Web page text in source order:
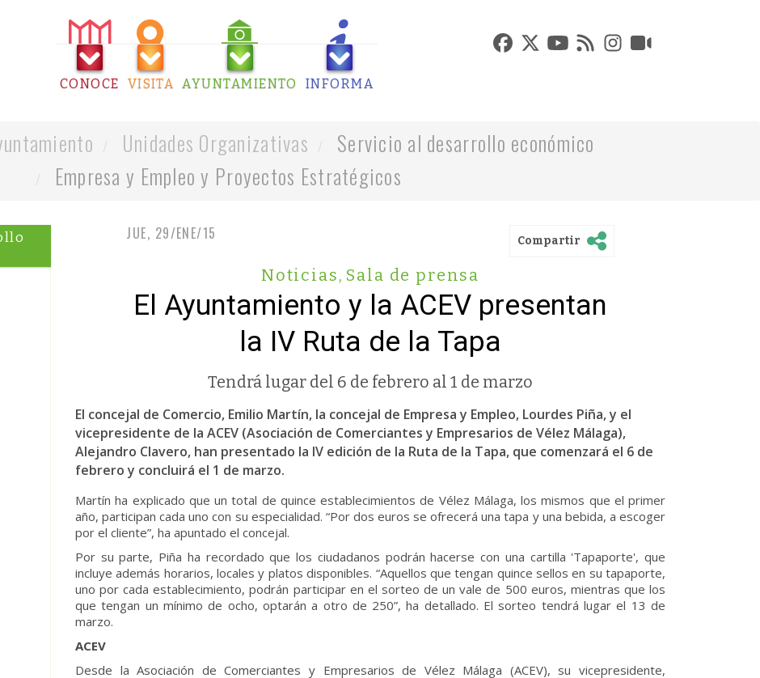
CONOCE VISITA AYUNTAMIENTO INFORMA
Unidades Organizativas
Servicio al desarrollo económico
Empresa y Empleo y Proyectos Estratégicos
JUE, 29/ENE/15 Compartir
Noticias, Sala de prensa
El Ayuntamiento y la ACEV presentan
la IV Ruta de la Tapa
Tendrá lugar del 6 de febrero al 1 de marzo
El concejal de Comercio, Emilio Martín, la concejal de Empresa y Empleo, Lourdes Piña, y el
vicepresidente de la ACEV (Asociación de Comerciantes y Empresarios de Vélez Málaga),
Alejandro Clavero, han presentado la IV edición de la Ruta de la Tapa, que comenzará el 6 de
febrero y concluirá el 1 de marzo.
Martín ha explicado que un total de quince establecimientos de Vélez Málaga, los mismos que el primer
año, participan cada uno con su especialidad. “Por dos euros se ofrecerá una tapa y una bebida, a escoger
por el cliente”, ha apuntado el concejal.
Por su parte, Piña ha recordado que los ciudadanos podrán hacerse con una cartilla 'Tapaporte', que
incluye además horarios, locales y platos disponibles. “Aquellos que tengan quince sellos en su tapaporte,
uno por cada establecimiento, podrán participar en el sorteo de un vale de 500 euros, mientras que los
que tengan un mínimo de ocho, optarán a otro de 250”, ha detallado. El sorteo tendrá lugar el 13 de
marzo.
ACEV
Desde la Asociación de Comerciantes y Empresarios de Vélez Málaga (ACEV), su vicepresidente,